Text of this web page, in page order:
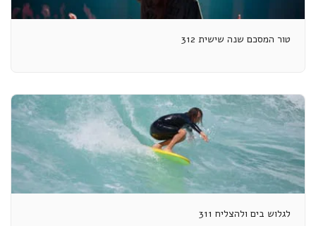
טור המסכם שנה שישית 312
לגלוש בים ולהצליח 311